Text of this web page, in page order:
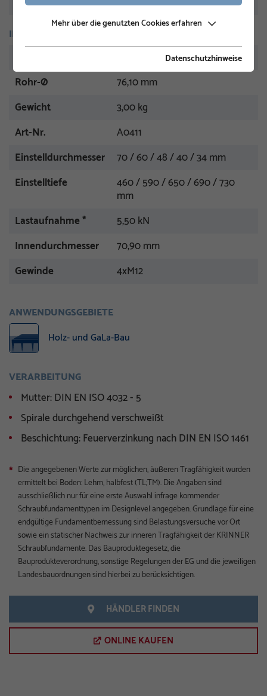
INFORMATIONEN
Rohr-Ø
76,10 mm
Gewicht
3,00 kg
Art-Nr.
A0411
Einstelldurchmesser
70 / 60 / 48 / 40 / 34 mm
Einstelltiefe
460 / 590 / 650 / 690 / 730
mm
Lastaufnahme *
5,50 kN
Innendurchmesser
70,90 mm
Gewinde
4xM12
ANWENDUNGSGEBIETE
Holz- und GaLa-Bau
VERARBEITUNG
Mutter: DIN EN ISO 4032 - 5
Spirale durchgehend verschweißt
Beschichtung: Feuerverzinkung nach DIN EN ISO 1461
* Die angegebenen Werte zur möglichen, äußeren Tragfähigkeit wurden
ermittelt bei Boden: Lehm, halbfest (TL;TM). Die Angaben sind
ausschließlich nur für eine erste Auswahl infrage kommender
Schraubfundamenttypen im Designlevel angegeben. Grundlage für eine
endgültige Fundamentbemessung sind Belastungsversuche vor Ort
sowie ein statischer Nachweis zur inneren Tragfähigkeit der KRINNER
Schraubfundamente. Das Bauproduktegesetz, die
Bauprodukteverordnung, sonstige Regelungen der EG und die jeweiligen
Landesbauordnungen sind hierbei zu berücksichtigen.
HÄNDLER FINDEN
ONLINE KAUFEN
Mehr über die genutzten Cookies erfahren
Datenschutzhinweise